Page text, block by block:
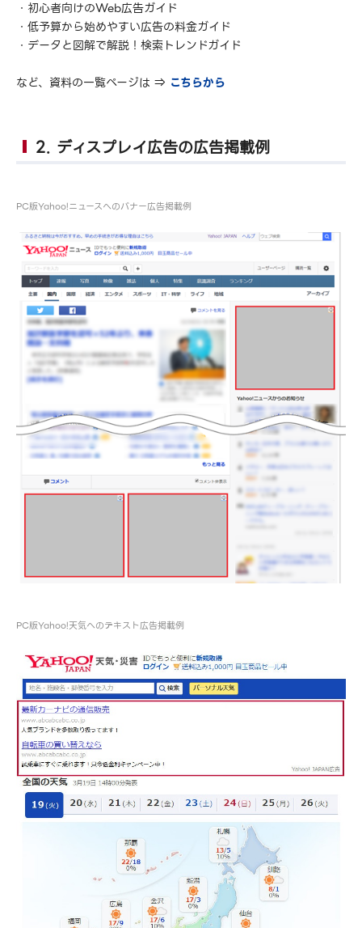
・初心者向けのWeb広告ガイド
・低予算から始めやすい広告の料金ガイド
・データと図解で解説！検索トレンドガイド
など、資料の一覧ページは ⇒ こちらから
2. ディスプレイ広告の広告掲載例
PC版Yahoo!ニュースへのバナー広告掲載例
PC版Yahoo!天気へのテキスト広告掲載例